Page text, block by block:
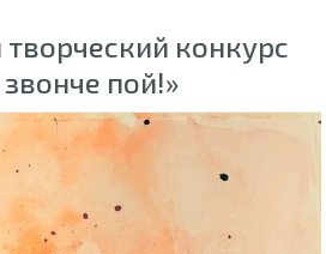
конкурс
пой!»